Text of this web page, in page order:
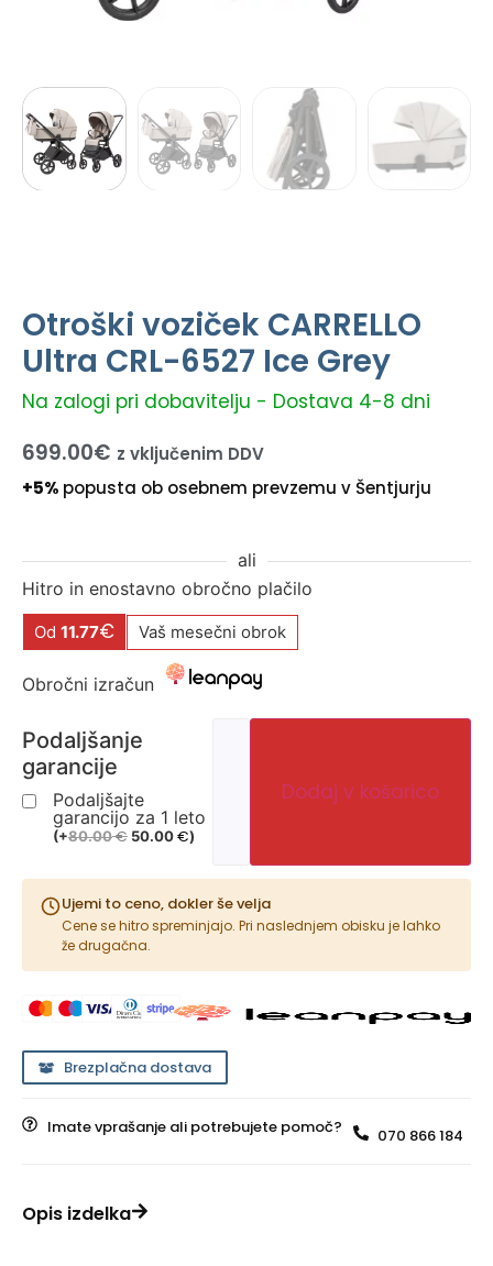
Otroški voziček CARRELLO
Ultra CRL-6527 Ice Grey
Na zalogi pri dobavitelju - Dostava 4-8 dni
699.00€ z vključenim DDV
+5% popusta ob osebnem prevzemu v Šentjurju
ali
Hitro in enostavno obročno plačilo
Od 11.77€ Vaš mesečni obrok
Obročni izračun
Podaljšanje
garancije
Podaljšajte
garancijo za 1 leto
(+80.00€ 50.00€)
Dodaj v košarico
Ujemi to ceno, dokler še velja
Cene se hitro spreminjajo. Pri naslednjem obisku je lahko
že drugačna.
Brezplačna dostava
Imate vprašanje ali potrebujete pomoč? 070 866 184
Opis izdelka